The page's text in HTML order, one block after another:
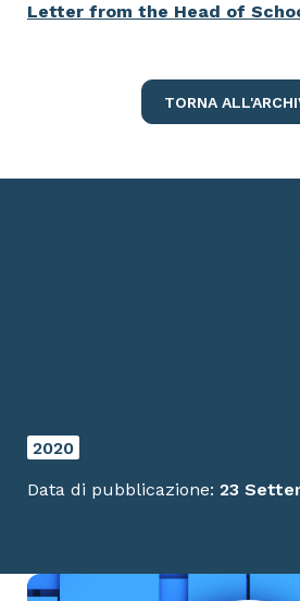
Letter from the Head of
TORNA
2020
Data di pubblicazione: 23